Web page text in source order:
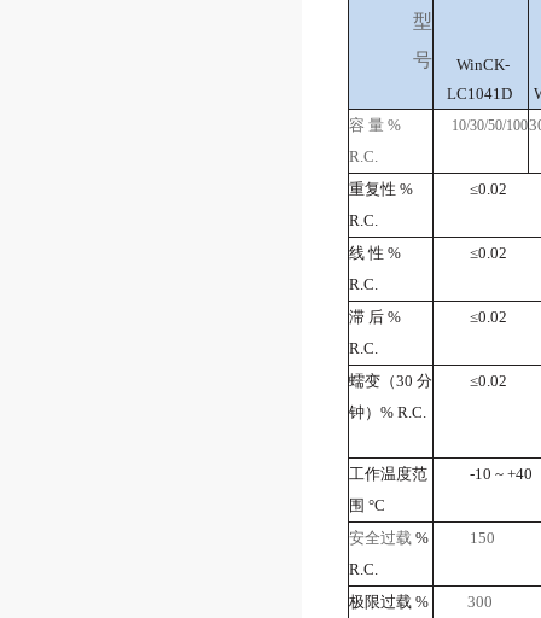
型
号
WinCK-
LC1041D
容 量 %
R.C.
10/30/50/100
重复性 %
R.C.
≤0.02
线 性 %
R.C.
≤0.02
滞 后 %
R.C.
≤0.02
蠕变（30 分
钟） % R.C.
≤0.02
工作温度范
围 °C
-10 ~ +40
安全过载 %
R.C.
150
极限过载 %
300